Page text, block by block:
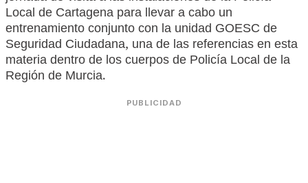
Local de Cartagena para llevar a cabo un
entrenamiento conjunto con la unidad GOESC de
Seguridad Ciudadana, una de las referencias en esta
materia dentro de los cuerpos de Policía Local de la
Región de Murcia.
PUBLICIDAD